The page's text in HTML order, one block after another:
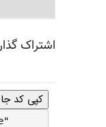
اشتراک
کپی کد